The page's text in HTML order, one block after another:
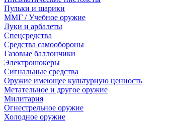
Пульки и шарики
ММГ / Учебное оружие
Луки и арбалеты
Спецсредства
Средства самообороны
Газовые баллончики
Электрошокеры
Сигнальные средства
Оружие имеющее культурную ценность
Метательное и другое оружие
Милитария
Огнестрельное оружие
Холодное оружие